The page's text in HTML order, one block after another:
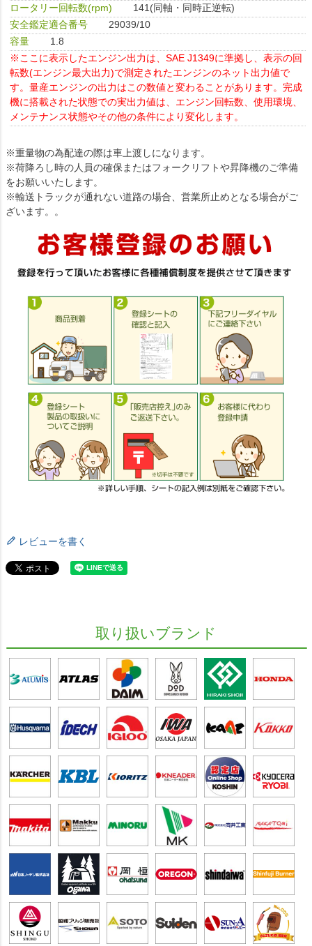
ロータリー回転数(rpm)
141(同軸・同時正逆転)
安全鑑定適合番号
29039/10
容量
1.8
※ここに表示したエンジン出力は、SAE J1349に準拠し、表示の回
転数(エンジン最大出力)で測定されたエンジンのネット出力値で
す。量産エンジンの出力はこの数値と変わることがあります。完成
機に搭載された状態での実出力値は、エンジン回転数、使用環境、
メンテナンス状態やその他の条件により変化します。
※重量物の為配達の際は車上渡しになります。
※荷降ろし時の人員の確保またはフォークリフトや昇降機のご準備
をお願いいたします。
※輸送トラックが通れない道路の場合、営業所止めとなる場合がご
ざいます。。
レビューを書く
取り扱いブランド